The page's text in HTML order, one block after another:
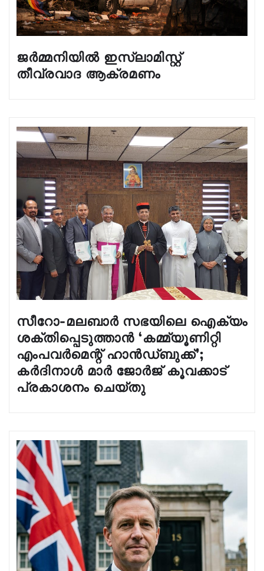
ജർമ്മനിയിൽ ഇസ്ലാമിസ്റ്റ്
തീവ്രവാദ ആക്രമണം
സീറോ-മലബാർ സഭയിലെ ഐക്യം
ശക്തിപ്പെടുത്താൻ ‘കമ്മ്യൂണിറ്റി
എംപവർമെന്റ് ഹാൻഡ്‌ബുക്ക്’;
കർദിനാൾ മാർ ജോർജ് കൂവക്കാട്
പ്രകാശനം ചെയ്തു